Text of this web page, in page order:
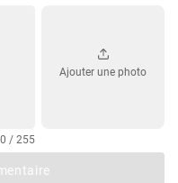
0 / 255
Ajouter une photo